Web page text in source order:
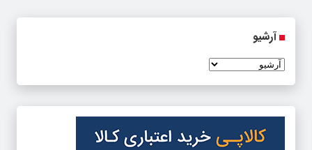
آرشیو